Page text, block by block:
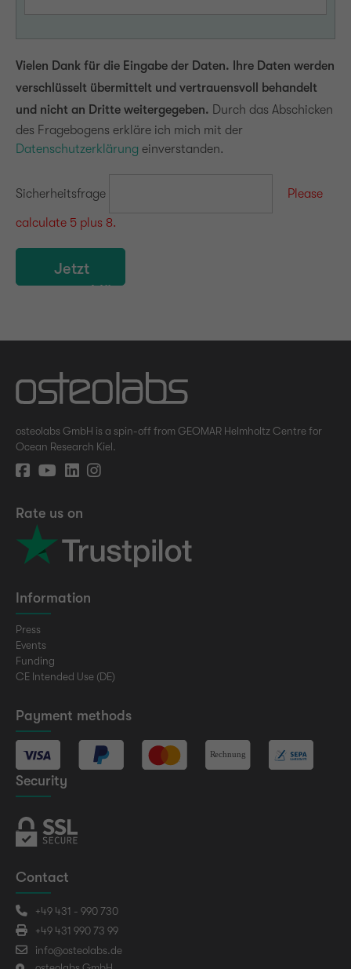
Vielen Dank für die Eingabe der Daten. Ihre Daten werden
verschlüsselt übermittelt und vertrauensvoll behandelt
und nicht an Dritte weitergegeben. Durch das Abschicken
des Fragebogens erkläre ich mich mit der
Datenschutzerklärung einverstanden.
Sicherheitsfrage Please
calculate 5 plus 8.
Jetzt
verschlüsselt
osteolabs GmbH is a spin-off from GEOMAR Helmholtz Centre for
Ocean Research Kiel.
Rate us on
Information
Press
Events
Funding
CE Intended Use (DE)
Payment methods
Security
Contact
+49 431 - 990 730
+49 431 990 73 99
info@osteolabs.de